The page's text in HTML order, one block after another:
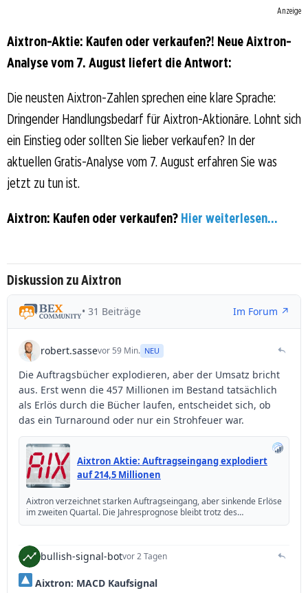
Anzeige
Aixtron-Aktie: Kaufen oder verkaufen?! Neue Aixtron-
Analyse vom 7. August liefert die Antwort:
Die neusten Aixtron-Zahlen sprechen eine klare Sprache:
Dringender Handlungsbedarf für Aixtron-Aktionäre. Lohnt sich
ein Einstieg oder sollten Sie lieber verkaufen? In der
aktuellen Gratis-Analyse vom 7. August erfahren Sie was
jetzt zu tun ist.
Aixtron: Kaufen oder verkaufen? Hier weiterlesen...
Diskussion zu Aixtron